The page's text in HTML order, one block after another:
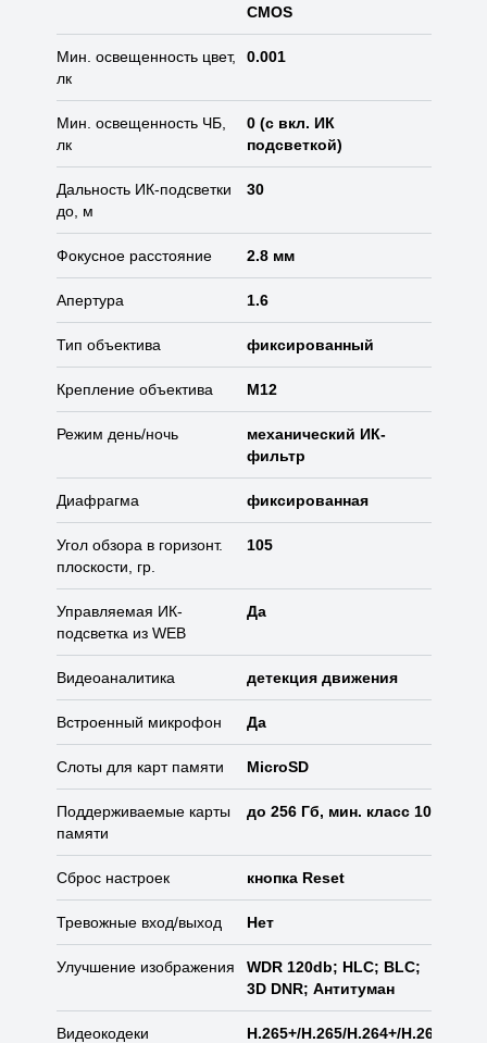
CMOS
Мин. освещенность цвет,
лк
0.001
Мин. освещенность ЧБ,
лк
0 (с вкл. ИК
подсветкой)
Дальность ИК-подсветки
до, м
30
Фокусное расстояние 2.8 мм
Апертура 1.6
Тип объектива фиксированный
Крепление объектива М12
Режим день/ночь
механический ИК-
фильтр
Диафрагма фиксированная
Угол обзора в горизонт.
плоскости, гр.
105
Управляемая ИК-
подсветка из WEB
Да
Видеоаналитика детекция движения
Встроенный микрофон Да
Слоты для карт памяти MicroSD
Поддерживаемые карты
памяти
до 256 Гб, мин. класс 10
Сброс настроек кнопка Reset
Тревожные вход/выход Нет
Улучшение изображения
WDR 120db; HLC; BLC;
3D DNR; Антитуман
Видеокодеки H.265+/H.265/H.264+/H.264/